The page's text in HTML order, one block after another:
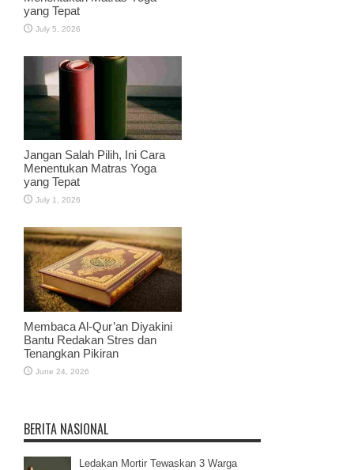
yang Tepat
July 5, 2026
Jangan Salah Pilih, Ini Cara
Menentukan Matras Yoga
yang Tepat
July 1, 2026
Membaca Al-Qur’an Diyakini
Bantu Redakan Stres dan
Tenangkan Pikiran
June 24, 2026
BERITA NASIONAL
Ledakan Mortir Tewaskan 3 Warga